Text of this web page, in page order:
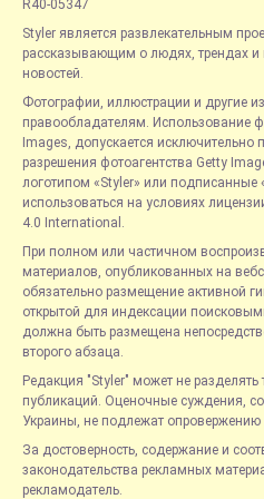
R40-05347
Styler является развлекательным
рассказывающим о людях, трендах и
новостей.
Фотографии, иллюстрации и другие
правообладателям. Использование
Images, допускается исключительно
разрешения фотоагентства Getty
логотипом «Styler» или подписанные
использоваться на условиях
4.0 International.
При полном или частичном
материалов, опубликованных на
обязательно размещение активной
открытой для индексации
должна быть размещена
второго абзаца.
Редакция "Styler" может не разделять
публикаций. Оценочные суждения,
Украины, не подлежат
За достоверность, содержание и
законодательства рекламных
рекламодатель.